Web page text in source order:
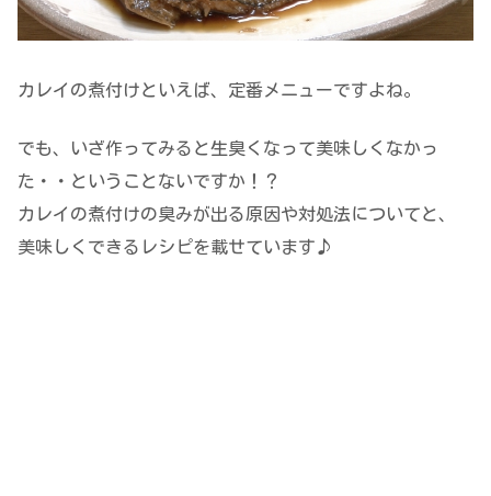
カレイの煮付けといえば、定番メニューですよね。
でも、いざ作ってみると生臭くなって美味しくなかっ
た・・ということないですか！？
カレイの煮付けの臭みが出る原因や対処法についてと、
美味しくできるレシピを載せています♪